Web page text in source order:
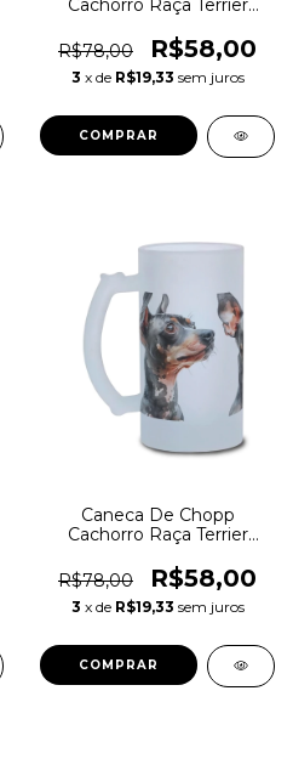
Cachorro Raça Terrier
R$78,00
R$58,00
3 x de R$19,33 sem juros
Caneca De Chopp
Cachorro Raça Terrier
R$78,00
R$58,00
3 x de R$19,33 sem juros